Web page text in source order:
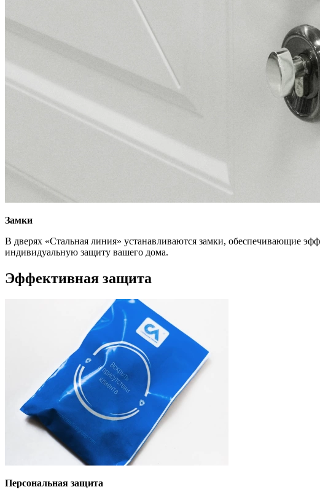
Замки
В дверях «Стальная линия» устанавливаются замки, обеспечивающие
индивидуальную защиту вашего дома.
Эффективная защита
Персональная защита